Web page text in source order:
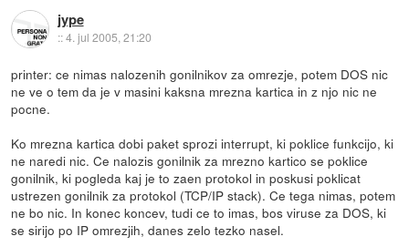
jype
::4. jul 2005, 21:20
printer: ce nimas nalozenih gonilnikov za omrezje, potem DOS nic
ne ve o tem da je v masini kaksna mrezna kartica in z njo nic ne
pocne.
Ko mrezna kartica dobi paket sprozi interrupt, ki poklice funkcijo, ki
ne naredi nic. Ce nalozis gonilnik za mrezno kartico se poklice
gonilnik, ki pogleda kaj je to zaen protokol in poskusi poklicat
ustrezen gonilnik za protokol (TCP/IP stack). Ce tega nimas, potem
ne bo nic. In konec koncev, tudi ce to imas, bos viruse za DOS, ki
se sirijo po IP omrezjih, danes zelo tezko nasel.